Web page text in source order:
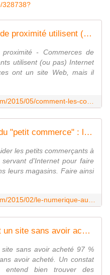
328738?
Comment les commerces de proximité utilisent (ou pas) Internet ! La nécessaire transformation numérique du petit commerce ! - OOKAWA Corp.
- Commerces de
utilisent (ou pas) Internet
ont un site Web, mais il
Le numérique au secours du "petit commerce" : la Mairie de Paris l'affirme ! - OOKAWA Corp.
les petits commerçants à
d'Internet pour faire
leurs magasins. Faire ainsi
97 % des visiteurs quittent un site sans avoir acheté - OOKAWA Corp.
sans avoir acheté 97 %
avoir acheté. Un constat
entend bien trouver des